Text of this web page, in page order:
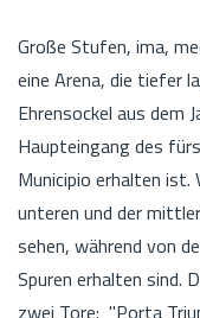
Große Stufen, ima,
eine Arena, die tiefer
Ehrensockel aus dem
Haupteingang des
Municipio erhalten ist.
unteren und der
sehen, während von
Spuren erhalten sind.
zwei Tore: "Porta